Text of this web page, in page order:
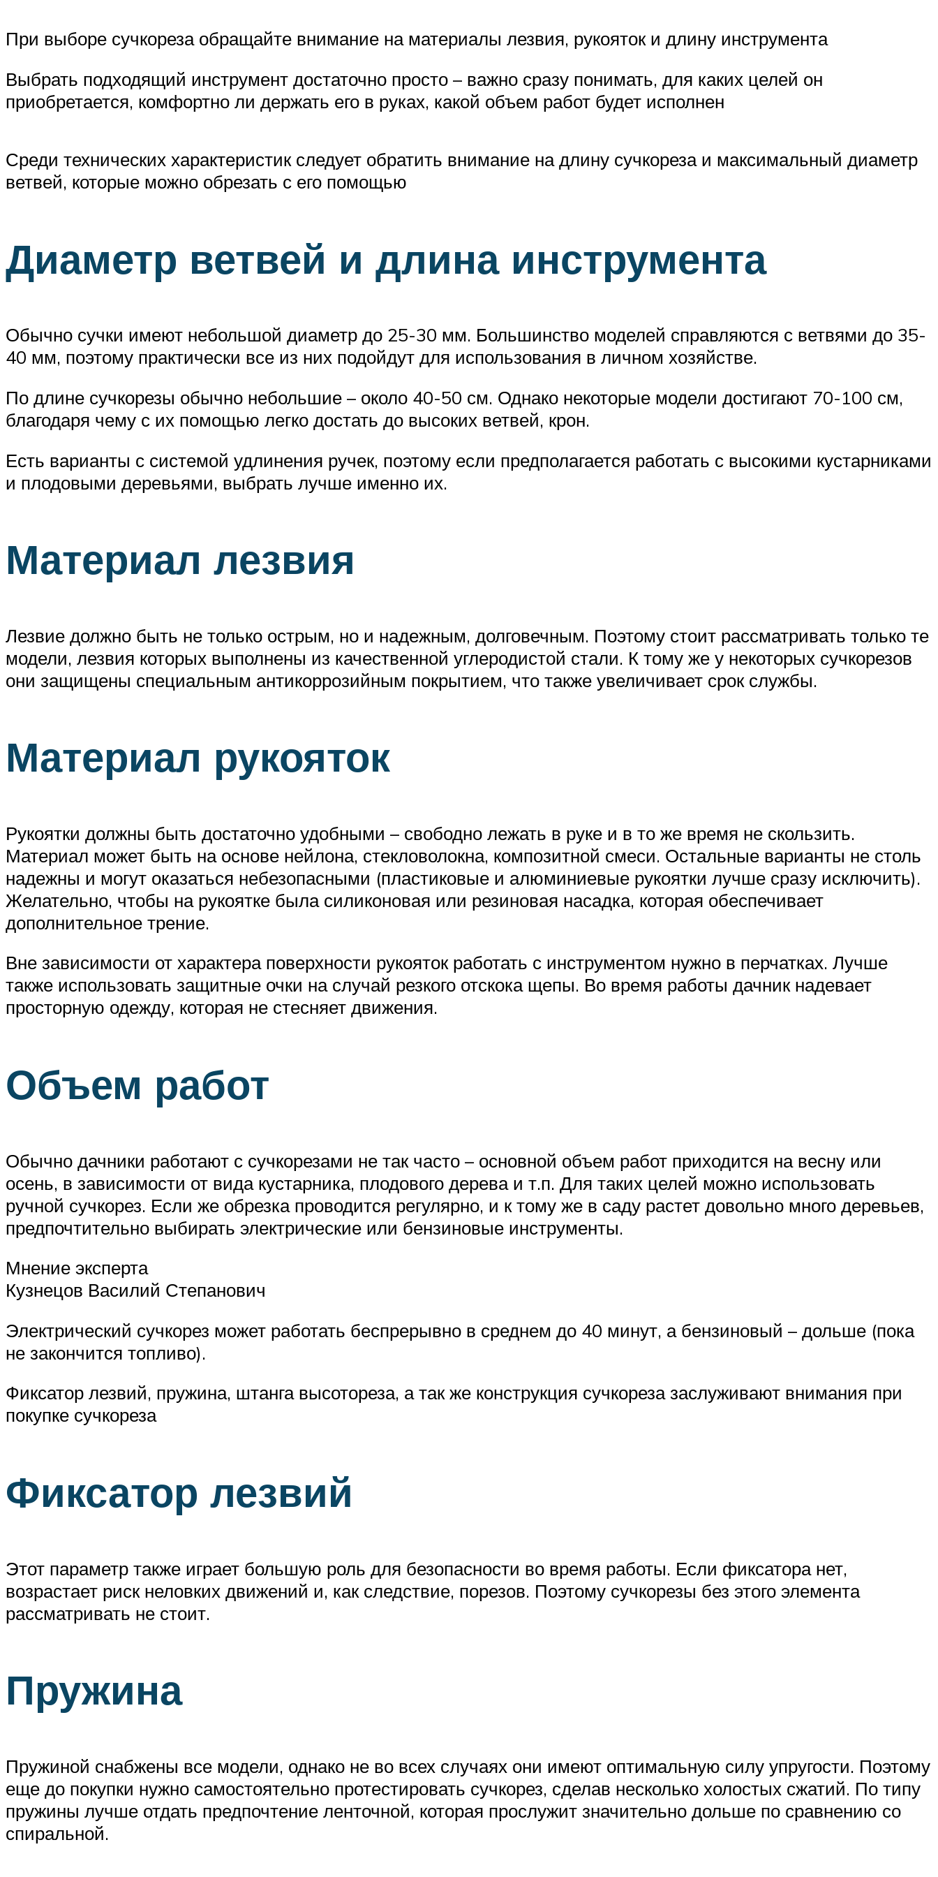
При выборе сучкореза обращайте внимание на материалы лезвия, рукояток и длину инструмента
Выбрать подходящий инструмент достаточно просто – важно сразу понимать, для каких целей он
приобретается, комфортно ли держать его в руках, какой объем работ будет исполнен
Среди технических характеристик следует обратить внимание на длину сучкореза и максимальный диаметр
ветвей, которые можно обрезать с его помощью
Диаметр ветвей и длина инструмента
Обычно сучки имеют небольшой диаметр до 25-30 мм. Большинство моделей справляются с ветвями до 35-
40 мм, поэтому практически все из них подойдут для использования в личном хозяйстве.
По длине сучкорезы обычно небольшие – около 40-50 см. Однако некоторые модели достигают 70-100 см,
благодаря чему с их помощью легко достать до высоких ветвей, крон.
Есть варианты с системой удлинения ручек, поэтому если предполагается работать с высокими кустарниками
и плодовыми деревьями, выбрать лучше именно их.
Материал лезвия
Лезвие должно быть не только острым, но и надежным, долговечным. Поэтому стоит рассматривать только те
модели, лезвия которых выполнены из качественной углеродистой стали. К тому же у некоторых сучкорезов
они защищены специальным антикоррозийным покрытием, что также увеличивает срок службы.
Материал рукояток
Рукоятки должны быть достаточно удобными – свободно лежать в руке и в то же время не скользить.
Материал может быть на основе нейлона, стекловолокна, композитной смеси. Остальные варианты не столь
надежны и могут оказаться небезопасными (пластиковые и алюминиевые рукоятки лучше сразу исключить).
Желательно, чтобы на рукоятке была силиконовая или резиновая насадка, которая обеспечивает
дополнительное трение.
Вне зависимости от характера поверхности рукояток работать с инструментом нужно в перчатках. Лучше
также использовать защитные очки на случай резкого отскока щепы. Во время работы дачник надевает
просторную одежду, которая не стесняет движения.
Объем работ
Обычно дачники работают с сучкорезами не так часто – основной объем работ приходится на весну или
осень, в зависимости от вида кустарника, плодового дерева и т.п. Для таких целей можно использовать
ручной сучкорез. Если же обрезка проводится регулярно, и к тому же в саду растет довольно много деревьев,
предпочтительно выбирать электрические или бензиновые инструменты.
Мнение эксперта
Кузнецов Василий Степанович
Электрический сучкорез может работать беспрерывно в среднем до 40 минут, а бензиновый – дольше (пока
не закончится топливо).
Фиксатор лезвий, пружина, штанга высотореза, а так же конструкция сучкореза заслуживают внимания при
покупке сучкореза
Фиксатор лезвий
Этот параметр также играет большую роль для безопасности во время работы. Если фиксатора нет,
возрастает риск неловких движений и, как следствие, порезов. Поэтому сучкорезы без этого элемента
рассматривать не стоит.
Пружина
Пружиной снабжены все модели, однако не во всех случаях они имеют оптимальную силу упругости. Поэтому
еще до покупки нужно самостоятельно протестировать сучкорез, сделав несколько холостых сжатий. По типу
пружины лучше отдать предпочтение ленточной, которая прослужит значительно дольше по сравнению со
спиральной.